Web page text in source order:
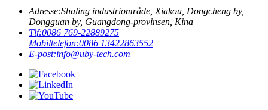
Adresse:Shaling industriområde, Xiakou, Dongcheng by,
Dongguan by, Guangdong-provinsen, Kina
Tlf:0086 769-22889275
Mobiltelefon:0086 13422863552
E-post:info@uby-tech.com